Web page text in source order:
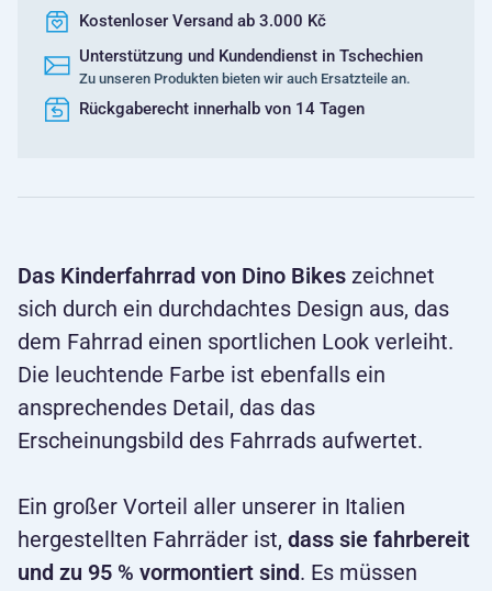
Kostenloser Versand ab 3.000 Kč
Unterstützung und Kundendienst in Tschechien
Zu unseren Produkten bieten wir auch Ersatzteile an.
Rückgaberecht innerhalb von 14 Tagen
Das Kinderfahrrad von Dino Bikes zeichnet
sich durch ein durchdachtes Design aus, das
dem Fahrrad einen sportlichen Look verleiht.
Die leuchtende Farbe ist ebenfalls ein
ansprechendes Detail, das das
Erscheinungsbild des Fahrrads aufwertet.
Ein großer Vorteil aller unserer in Italien
hergestellten Fahrräder ist, dass sie fahrbereit
und zu 95 % vormontiert sind. Es müssen